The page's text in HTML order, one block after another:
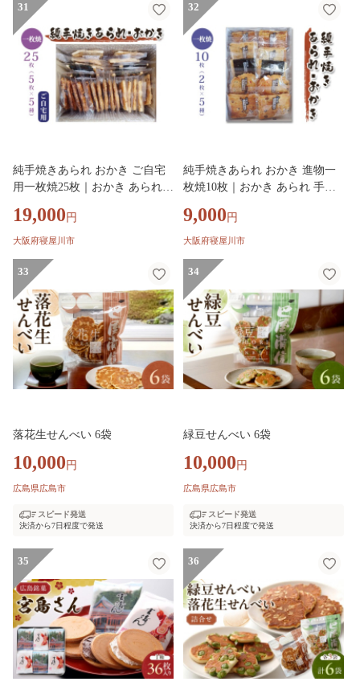
31
純手焼きあられ おかき ご自宅
用一枚焼25枚｜おかき あられ
お菓子 [1522]
19,000 円
大阪府寝屋川市
32
純手焼きあられ おかき 進物一
枚焼10枚｜おかき あられ 手焼
子 [1521]
9,000 円
大阪府寝屋川市
33
落花生せんべい 6袋
10,000 円
広島県広島市
スピード発送
決済から7日程度で発送
34
緑豆せんべい 6袋
10,000 円
広島県広島市
スピード発送
決済から7日程度で発送
35 36